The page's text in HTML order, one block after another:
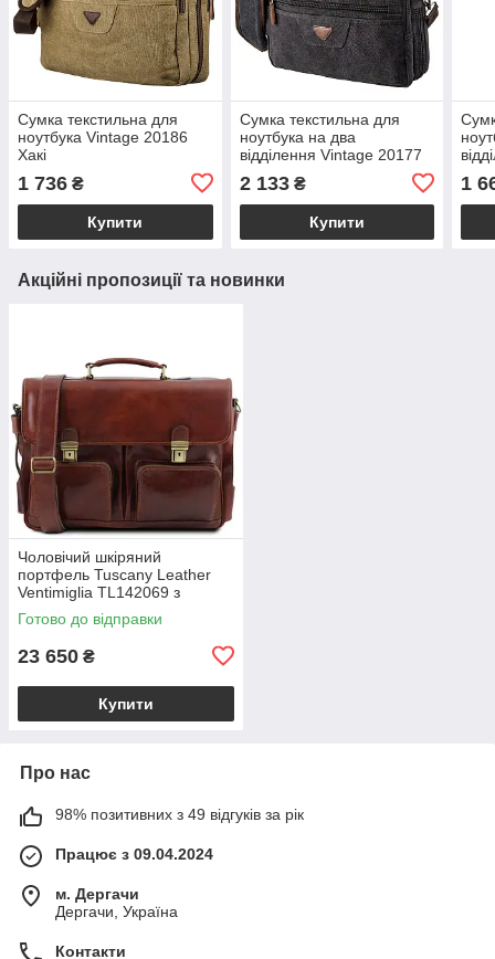
Сумка текстильна для
ноутбука Vintage 20186
Хакі
1 736 ₴
Купити
Сумка текстильна для
ноутбука на два
відділення Vintage 20177
2 133₴
Купити
1
Акційні пропозиції та новинки
Чоловічий шкіряний
портфель Tuscany Leather
Ventimiglia TL142069 з
передніми кишенями та
плечовим ременем,
Готово до відправки
23 650 ₴
Купити
Про нас
98% позитивних з 49 відгуків за рік
Працює з 09.04.2024
м. Дергачи
Дергачи, Україна
Контакти